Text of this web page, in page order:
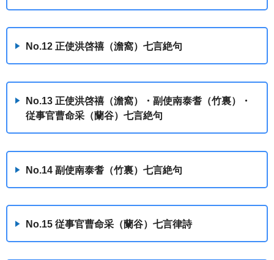
No.12 正使洪啓禧（澹窩）七言絶句
No.13 正使洪啓禧（澹窩）・副使南泰耆（竹裏）・
従事官曹命采（蘭谷）七言絶句
No.14 副使南泰耆（竹裏）七言絶句
No.15 従事官曹命采（蘭谷）七言律詩